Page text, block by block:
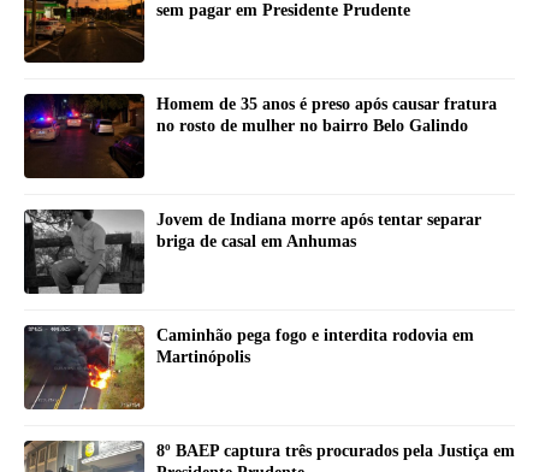
sem pagar em Presidente Prudente
Homem de 35 anos é preso após causar fratura
no rosto de mulher no bairro Belo Galindo
Jovem de Indiana morre após tentar separar
briga de casal em Anhumas
Caminhão pega fogo e interdita rodovia em
Martinópolis
8º BAEP captura três procurados pela Justiça em